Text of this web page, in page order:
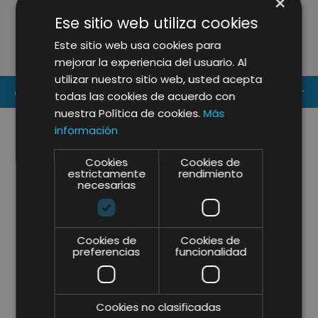
ESTRATÉGICA PARA LIDERAR LA
FORMACIÓN E INSPIRACIÓN DEL
SECTOR HORECA EN 2026
CONTACT US
Ese sitio web utiliza cookies
Este sitio web usa cookies para
mejorar la experiencia del usuario. Al
utilizar nuestro sitio web, usted acepta
todas las cookies de acuerdo con
nuestra Política de cookies.Más
información
Cookies
estrictamente
necesarias
Cookies de
rendimiento
Cookies de
preferencias
Cookies de
funcionalidad
Cookies no clasificadas